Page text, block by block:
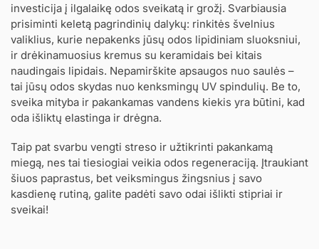
investicija į ilgalaikę odos sveikatą ir grožį. Svarbiausia
prisiminti keletą pagrindinių dalykų: rinkitės švelnius
valiklius, kurie nepakenks jūsų odos lipidiniam sluoksniui,
ir drėkinamuosius kremus su keramidais bei kitais
naudingais lipidais. Nepamirškite apsaugos nuo saulės –
tai jūsų odos skydas nuo kenksmingų UV spindulių. Be to,
sveika mityba ir pakankamas vandens kiekis yra būtini, kad
oda išliktų elastinga ir drėgna.
Taip pat svarbu vengti streso ir užtikrinti pakankamą
miegą, nes tai tiesiogiai veikia odos regeneraciją. Įtraukiant
šiuos paprastus, bet veiksmingus žingsnius į savo
kasdienę rutiną, galite padėti savo odai išlikti stipriai ir
sveikai!